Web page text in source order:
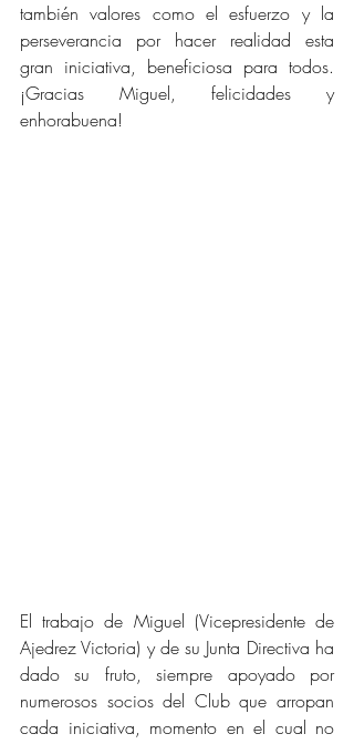
también valores como el esfuerzo y la
perseverancia por hacer realidad esta
gran iniciativa, beneficiosa para todos.
¡Gracias Miguel, felicidades y
enhorabuena!
El trabajo de Miguel (Vicepresidente de
Ajedrez Victoria) y de su Junta Directiva ha
dado su fruto, siempre apoyado por
numerosos socios del Club que arropan
cada iniciativa, momento en el cual no